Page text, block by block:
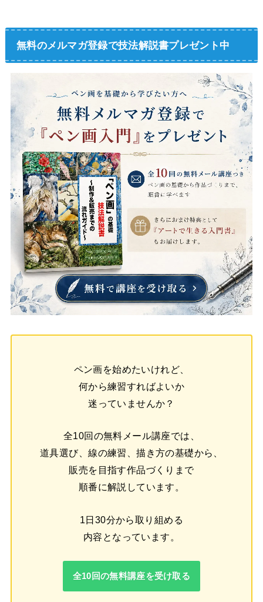
無料のメルマガ登録で技法解説書プレゼント中
ペン画を始めたいけれど、
何から練習すればよいか
迷っていませんか？
全10回の無料メール講座では、
道具選び、線の練習、描き方の基礎から、
販売を目指す作品づくりまで
順番に解説しています。
1日30分から取り組める
内容となっています。
全10回の無料講座を受け取る